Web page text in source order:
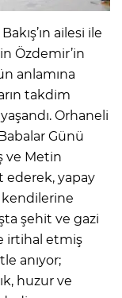
ailesi ile
Özdemir’in
anlamına
takdim
Orhaneli
Günü
ve Metin
ederek, yapay
kendilerine
şehit ve gazi
irtihal etmiş
anıyor;
huzur ve